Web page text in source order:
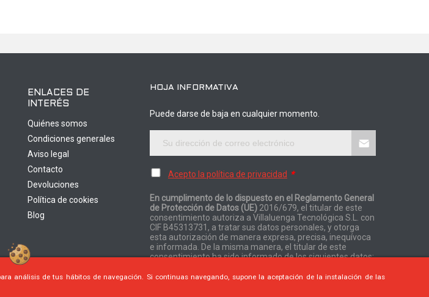
análisis de tus hábitos de navegación. Si continuas navegando, supone la aceptación de la instalación de las
ENLACES DE
INTERÉS
Quiénes somos
Condiciones generales
Aviso legal
Contacto
Devoluciones
Política de cookies
Blog
HOJA INFORMATIVA
Puede darse de baja en cualquier momento.
Acepto la política de privacidad *
En cumplimento de lo dispuesto en el Reglamento General
de Protección de Datos (UE) 2016/679, el titular de este
consentimiento autoriza a Villaluenga Tecnológica S.L. con
CIF B45313731, a tratar sus datos personales, y otorga
esta autorización de manera expresa, precisa, inequívoca
e informada. De la misma manera, el titular de este
consentimiento ha sido informado de los siguientes datos: